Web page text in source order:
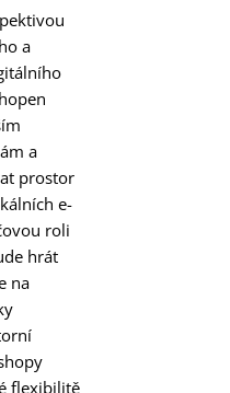
a
a
prostor
e-
roli
hrát
na
flexibilitě